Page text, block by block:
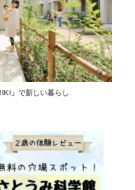
」で新しい暮らし